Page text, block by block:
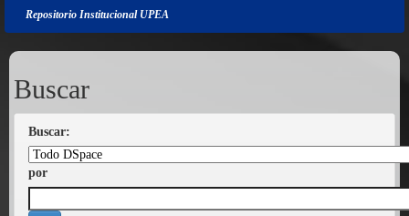
Repositorio Institucional UPEA
Buscar
Buscar:
por